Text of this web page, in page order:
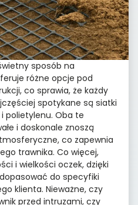
sposób na
różne opcje pod
co sprawia, że każdy
spotykane są siatki
polietylenu. Oba te
i doskonale znoszą
co zapewnia
trawnika. Co więcej,
i wielkości oczek, dzięki
do specyfiki
klienta. Nieważne, czy
przed intruzami, czy